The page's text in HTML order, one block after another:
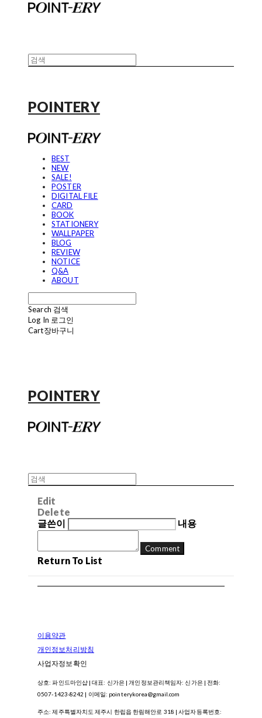
POINTERY
BEST
NEW
SALE!
POSTER
DIGITAL FILE
CARD
BOOK
STATIONERY
WALLPAPER
BLOG
REVIEW
NOTICE
Q&A
ABOUT
Search 검색
Log In 로그인
Cart장바구니
POINTERY
Edit
Delete
글쓴이
내용
Comment
Return To List
이용약관
개인정보처리방침
사업자정보확인
상호: 파인드마인샵 | 대표: 신가은 | 개인정보관리책임자: 신가은 | 전화:
0507-1423-8242 | 이메일: pointerykorea@gmail.com
주소: 제주특별자치도 제주시 한립읍 한림해안로 318 | 사업자등록번호: